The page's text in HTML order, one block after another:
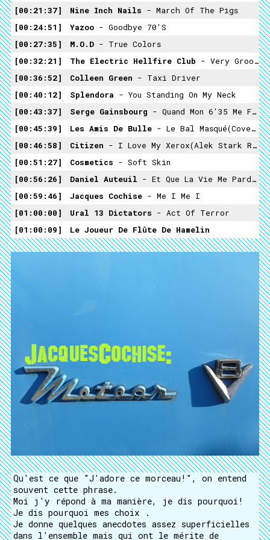
00:21:37 Nine Inch Nails - March Of The Pigs
00:24:51
Yazoo - Goodbye 70's
00:27:35
M.O.D - True Colors
00:32:21
The Electric Hellfire Club - Very Grooby Boots
00:36:52
Colleen Green - Taxi Driver
00:40:12
Splendora - You Standing On My Neck
00:43:37
Serge Gainsbourg - Quand Mon 6'35 Me Fait Les Yeux Doux
00:45:39
Les Amis De Bulle - Le Bal Masqué(cover)
00:46:58
Citizen - I Love My Xerox(Alek Stark Remix)
00:51:27
Cosmetics - Soft Skin
00:56:26
Daniel Auteuil - Et Que La Vie Me Pardonne
00:59:46
Jacques Cochise - Me I Me I
01:00:00
Ural 13 Dictators - Act Of Terror
01:00:09
Le Joueur De Flûte De Hamelin
Qu'est ce que "J'adore ce morceau!", on entend
souvent cette phrase.
Moi j'y répond à ma manière, je dis pourquoi!
Je dis pourquoi mes choix .
Je donne quelques anecdotes assez superficielles
dans l'ensemble mais qui ont le mérite de